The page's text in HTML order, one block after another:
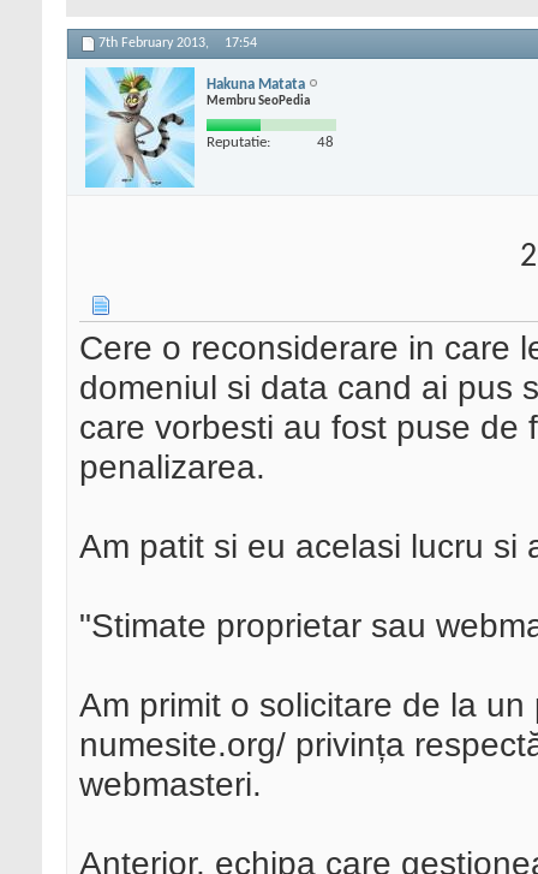
7th February 2013, 17:54
Hakuna Matata
Membru SeoPedia
Reputatie: 48
Cere o reconsiderare in care
domeniul si data cand ai pus
care vorbesti au fost puse de
penalizarea.
Am patit si eu acelasi lucru si
"Stimate proprietar sau
Am primit o solicitare de la
numesite.org/ privința
webmasteri.
Anterior, echipa care